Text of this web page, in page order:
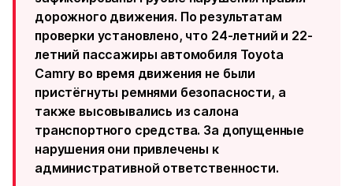
дорожного движения. По результатам
проверки установлено, что 24-летний и 22-
летний пассажиры автомобиля Toyota
Camry во время движения не были
пристёгнуты ремнями безопасности, а
также высовывались из салона
транспортного средства. За допущенные
нарушения они привлечены к
административной ответственности.